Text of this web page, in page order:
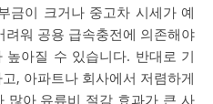
금이 크거나 중고차 시세가 예
워 공용 급속충전에 의존해야
아질 수 있습니다. 반대로 기
, 아파트나 회사에서 저렴하게
많아 유류비 절감 효과가 큰 사